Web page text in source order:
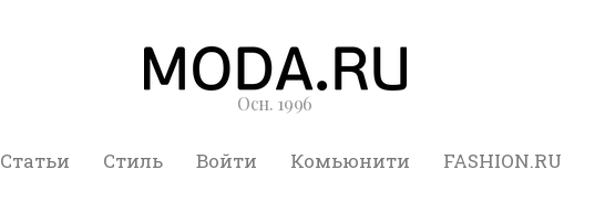
Осн. 1996
Статьи Стиль Войти Комьюнити FASHION.RU